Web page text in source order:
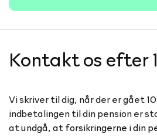
Kontakt os efter
Vi skriver til dig, når der er gået
indbetalingen til din pension er
atundgå, at forsikringerne i din